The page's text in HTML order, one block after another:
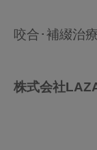
咬合･補綴治
株式会社